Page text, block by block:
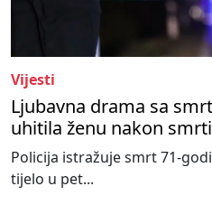
Vijesti
Ljubavna drama sa
uhitila ženu nakon
Policija istražuje smrt 71-
tijelo u pet...